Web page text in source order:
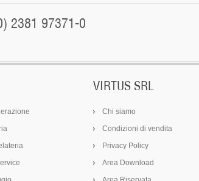
2381 97371-0
VIRTUS SRL
Chi siamo
Condizioni di vendita
Privacy Policy
Area Download